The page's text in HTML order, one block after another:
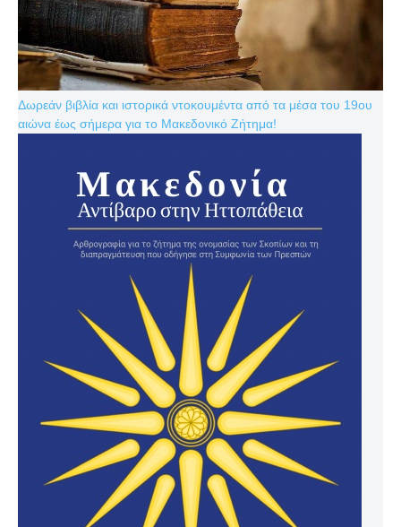
Δωρεάν βιβλία και ιστορικά ντοκουμέντα από τα μέσα του 19ου
αιώνα έως σήμερα για το Μακεδονικό Ζήτημα!